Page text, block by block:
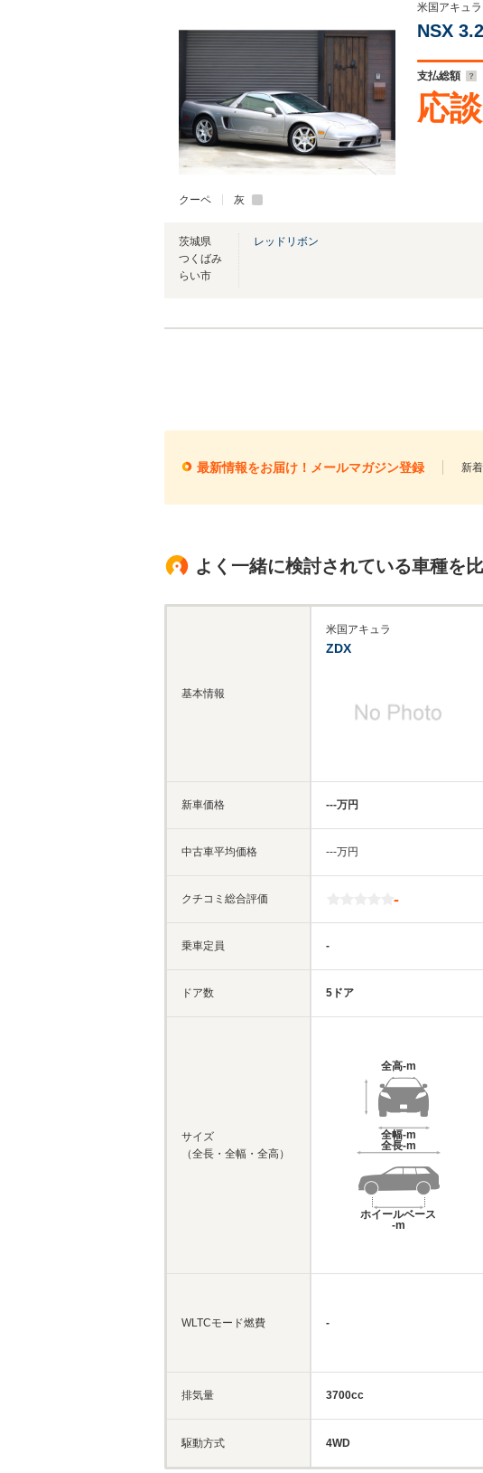
クーペ 灰
米国アキュラ
NSX
支払総額
応談
茨城県
つくばみ
らい市
レッドリボン
最新情報をお届け！メールマガジン登録 新
よく一緒に検討されている車種を
基本情報
新車価格
中古車平均価格
クチコミ総合評価
乗車定員
ドア数
サイズ
（全長・全幅・全高）
WLTCモード燃費
排気量
駆動方式
米国アキュラ
ZDX
‐‐‐万円
‐‐‐万円
-
-
5ドア
全高-m
全幅-m
全長-m
ホイールベース
-m
-
3700cc
4WD